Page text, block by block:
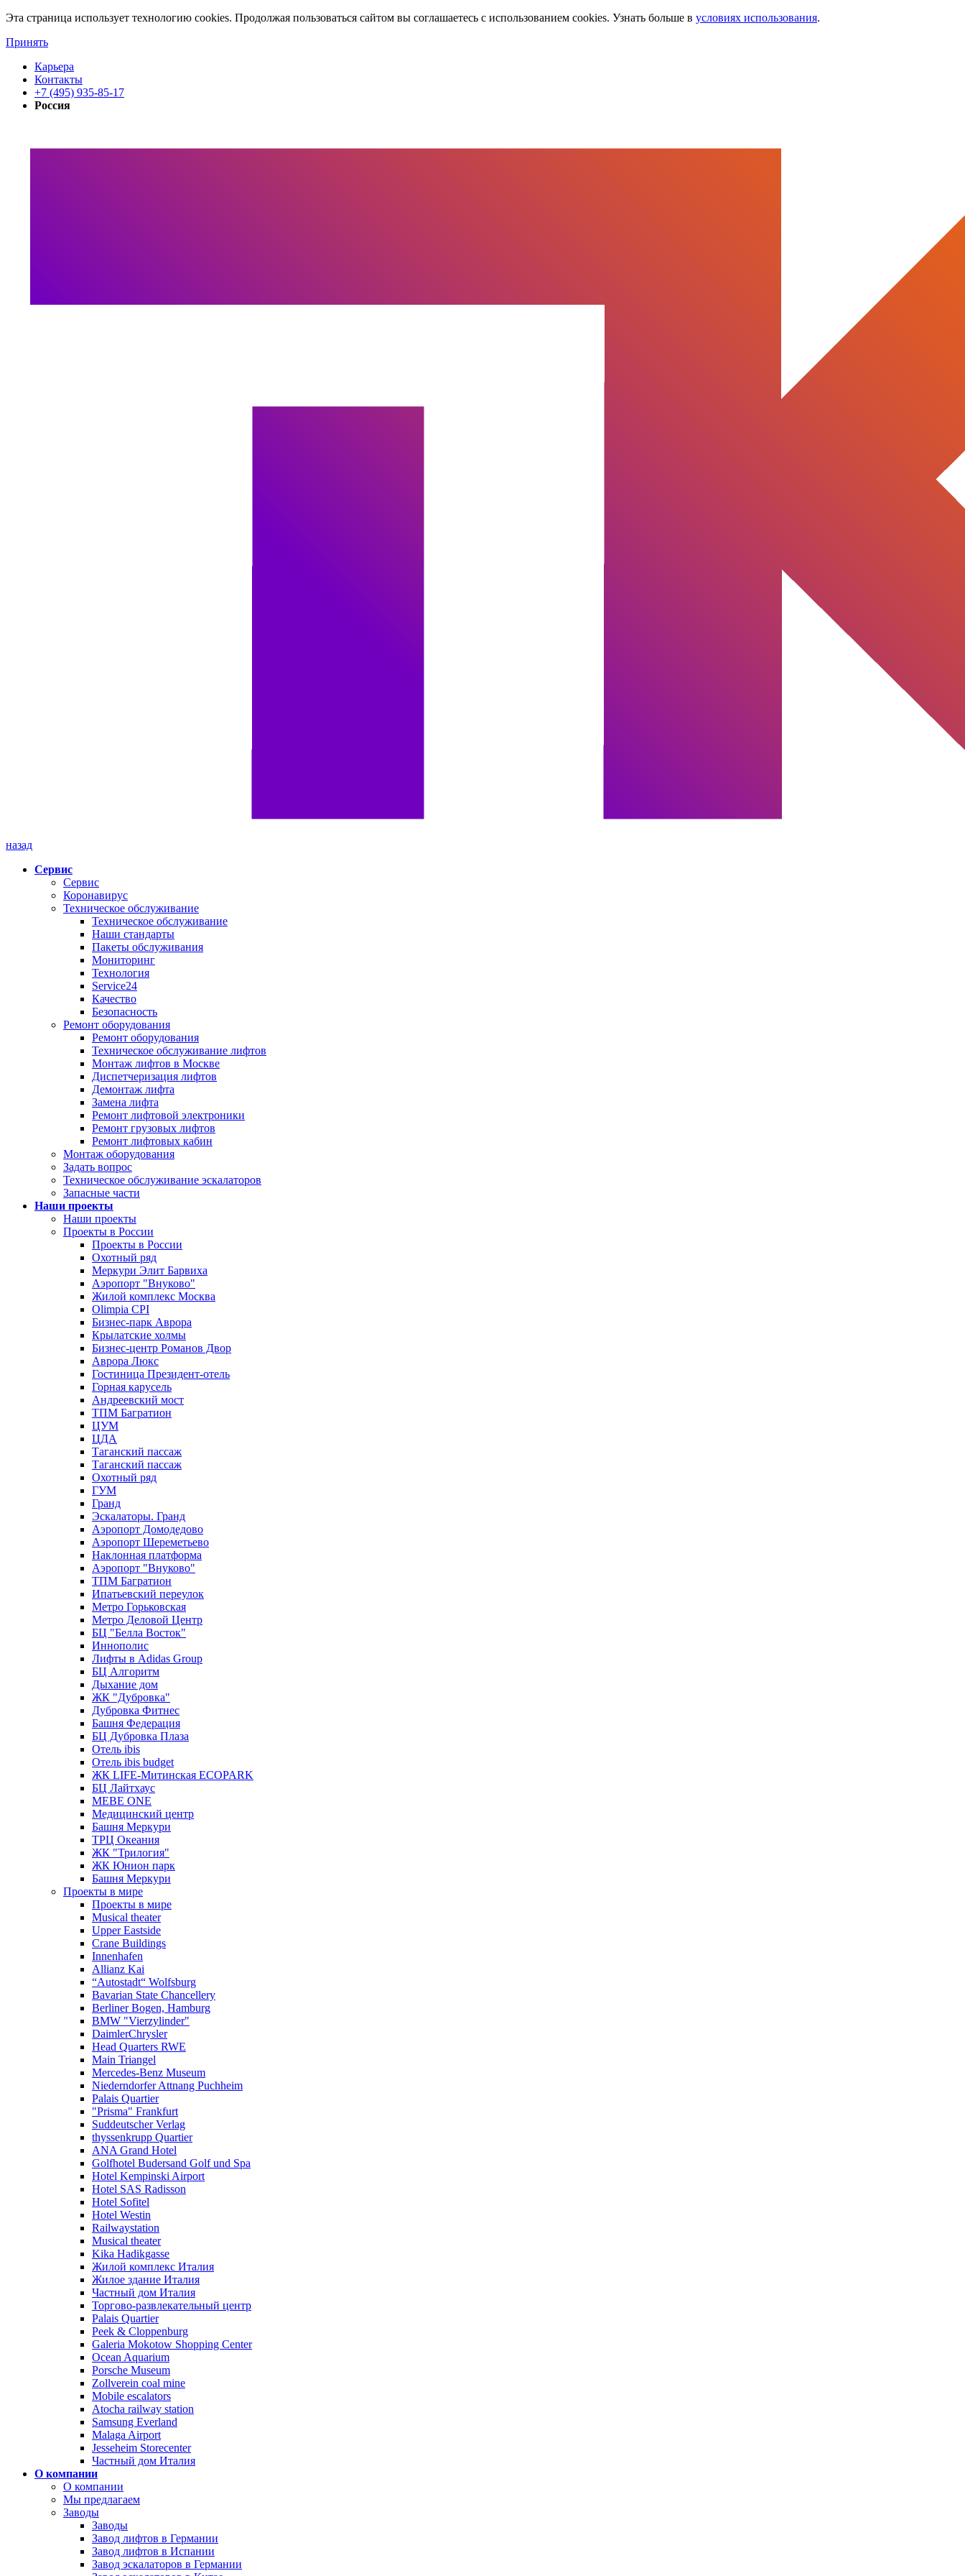
Эта страница использует технологию cookies. Продолжая пользоваться сайтом вы соглашаетесь с использованием cookies. Узнать больше в условиях использования.
Принять
Карьера
Контакты
+7 (495) 935-85-17
Россия
назад
Сервис
Сервис
Коронавирус
Техническое обслуживание
Техническое обслуживание
Наши стандарты
Пакеты обслуживания
Мониторинг
Технология
Service24
Качество
Безопасность
Ремонт оборудования
Ремонт оборудования
Техническое обслуживание лифтов
Монтаж лифтов в Москве
Диспетчеризация лифтов
Демонтаж лифта
Замена лифта
Ремонт лифтовой электроники
Ремонт грузовых лифтов
Ремонт лифтовых кабин
Монтаж оборудования
Задать вопрос
Техническое обслуживание эскалаторов
Запасные части
Наши проекты
Наши проекты
Проекты в России
Проекты в России
Охотный ряд
Меркури Элит Барвиха
Аэропорт "Внуково"
Жилой комплекс Москва
Olimpia CPI
Бизнес-парк Аврора
Крылатские холмы
Бизнес-центр Романов Двор
Аврора Люкс
Гостиница Президент-отель
Горная карусель
Андреевский мост
ТПМ Багратион
ЦУМ
ЦДА
Таганский пассаж
Таганский пассаж
Охотный ряд
ГУМ
Гранд
Эскалаторы. Гранд
Аэропорт Домодедово
Аэропорт Шереметьево
Наклонная платформа
Аэропорт "Внуково"
ТПМ Багратион
Ипатьевский переулок
Метро Горьковская
Метро Деловой Центр
БЦ "Белла Восток"
Иннополис
Лифты в Adidas Group
БЦ Алгоритм
Дыхание дом
ЖК "Дубровка"
Дубровка Фитнес
Башня Федерация
БЦ Дубровка Плаза
Отель ibis
Отель ibis budget
ЖК LIFE-Митинская ECOPARK
БЦ Лайтхаус
MEBE ONE
Медицинский центр
Башня Меркури
ТРЦ Океания
ЖК "Трилогия"
ЖК Юнион парк
Башня Меркури
Проекты в мире
Проекты в мире
Musical theater
Upper Eastside
Crane Buildings
Innenhafen
Allianz Kai
“Autostadt“ Wolfsburg
Bavarian State Chancellery
Berliner Bogen, Hamburg
BMW "Vierzylinder"
DaimlerChrysler
Head Quarters RWE
Main Triangel
Mercedes-Benz Museum
Niederndorfer Attnang Puchheim
Palais Quartier
"Prisma" Frankfurt
Suddeutscher Verlag
thyssenkrupp Quartier
ANA Grand Hotel
Golfhotel Budersand Golf und Spa
Hotel Kempinski Airport
Hotel SAS Radisson
Hotel Sofitel
Hotel Westin
Railwaystation
Musical theater
Kika Hadikgasse
Жилой комплекс Италия
Жилое здание Италия
Частный дом Италия
Торгово-развлекательный центр
Palais Quartier
Peek & Cloppenburg
Galeria Mokotow Shopping Center
Ocean Aquarium
Porsche Museum
Zollverein coal mine
Mobile escalators
Atocha railway station
Samsung Everland
Malaga Airport
Jesseheim Storecenter
Частный дом Италия
О компании
О компании
Мы предлагаем
Заводы
Заводы
Завод лифтов в Германии
Завод лифтов в Испании
Завод эскалаторов в Германии